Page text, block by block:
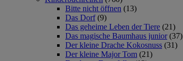
Bitte nicht öffnen (13)
Das Dorf (9)
Das geheime Leben der Tiere (21)
Das magische Baumhaus junior (37)
Der kleine Drache Kokosnuss (31)
Der kleine Major Tom (21)